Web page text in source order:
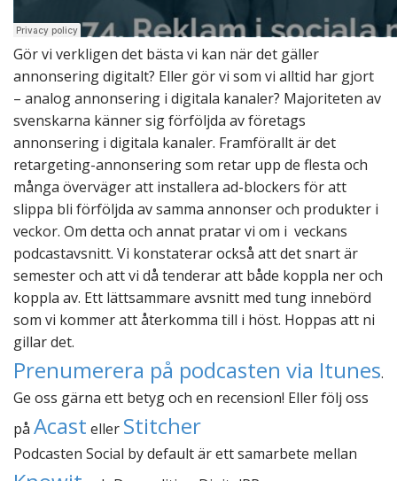
Gör vi verkligen det bästa vi kan när det gäller
annonsering digitalt? Eller gör vi som vi alltid har gjort
– analog annonsering i digitala kanaler? Majoriteten av
svenskarna känner sig förföljda av företags
annonsering i digitala kanaler. Framförallt är det
retargeting-annonsering som retar upp de flesta och
många överväger att installera ad-blockers för att
slippa bli förföljda av samma annonser och produkter i
veckor. Om detta och annat pratar vi om i veckans
podcastavsnitt. Vi konstaterar också att det snart är
semester och att vi då tenderar att både koppla ner och
koppla av. Ett lättsammare avsnitt med tung innebörd
som vi kommer att återkomma till i höst. Hoppas att ni
gillar det.
Prenumerera på podcasten via Itunes.
Ge oss gärna ett betyg och en recension! Eller följ oss
på Acast eller Stitcher
Podcasten Social by default är ett samarbete mellan